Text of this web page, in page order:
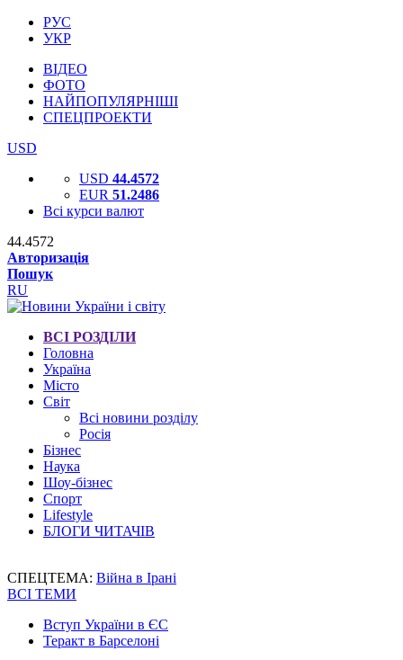
РУС
УКР
ВІДЕО
ФОТО
НАЙПОПУЛЯРНІШІ
СПЕЦПРОЕКТИ
USD
USD 44.4572
EUR 51.2486
Всі курси валют
44.4572
Авторизація
Пошук
RU
ВСІ РОЗДІЛИ
Головна
Україна
Місто
Світ
Всі новини розділу
Росія
Бізнес
Наука
Шоу-бізнес
Спорт
Lifestyle
БЛОГИ ЧИТАЧІВ
СПЕЦТЕМА: Війна в Ірані
ВСІ ТЕМИ
Вступ України в ЄС
Теракт в Барселоні